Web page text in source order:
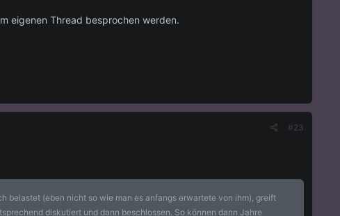
eigenen Thread besprochen werden.
#23
belastet (eben nicht so wie man es anfangs erwartete von ihm), greift
diskutiert und dann beschlossen. So können dann Jahre